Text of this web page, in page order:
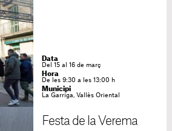
Data
Del 15 al 16 de març
Hora
De les 9:30 a les 13:00 h
Municipi
La Garriga, Vallès Oriental
Festa de la Verema